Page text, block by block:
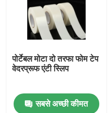
पोर्टेबल मोटा दो तरफा फोम टेप
वेदरप्रूफ एंटी स्लिप
सबसे अच्छी कीमत